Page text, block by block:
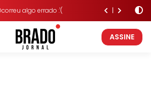
algo errado :'(
ASSINE